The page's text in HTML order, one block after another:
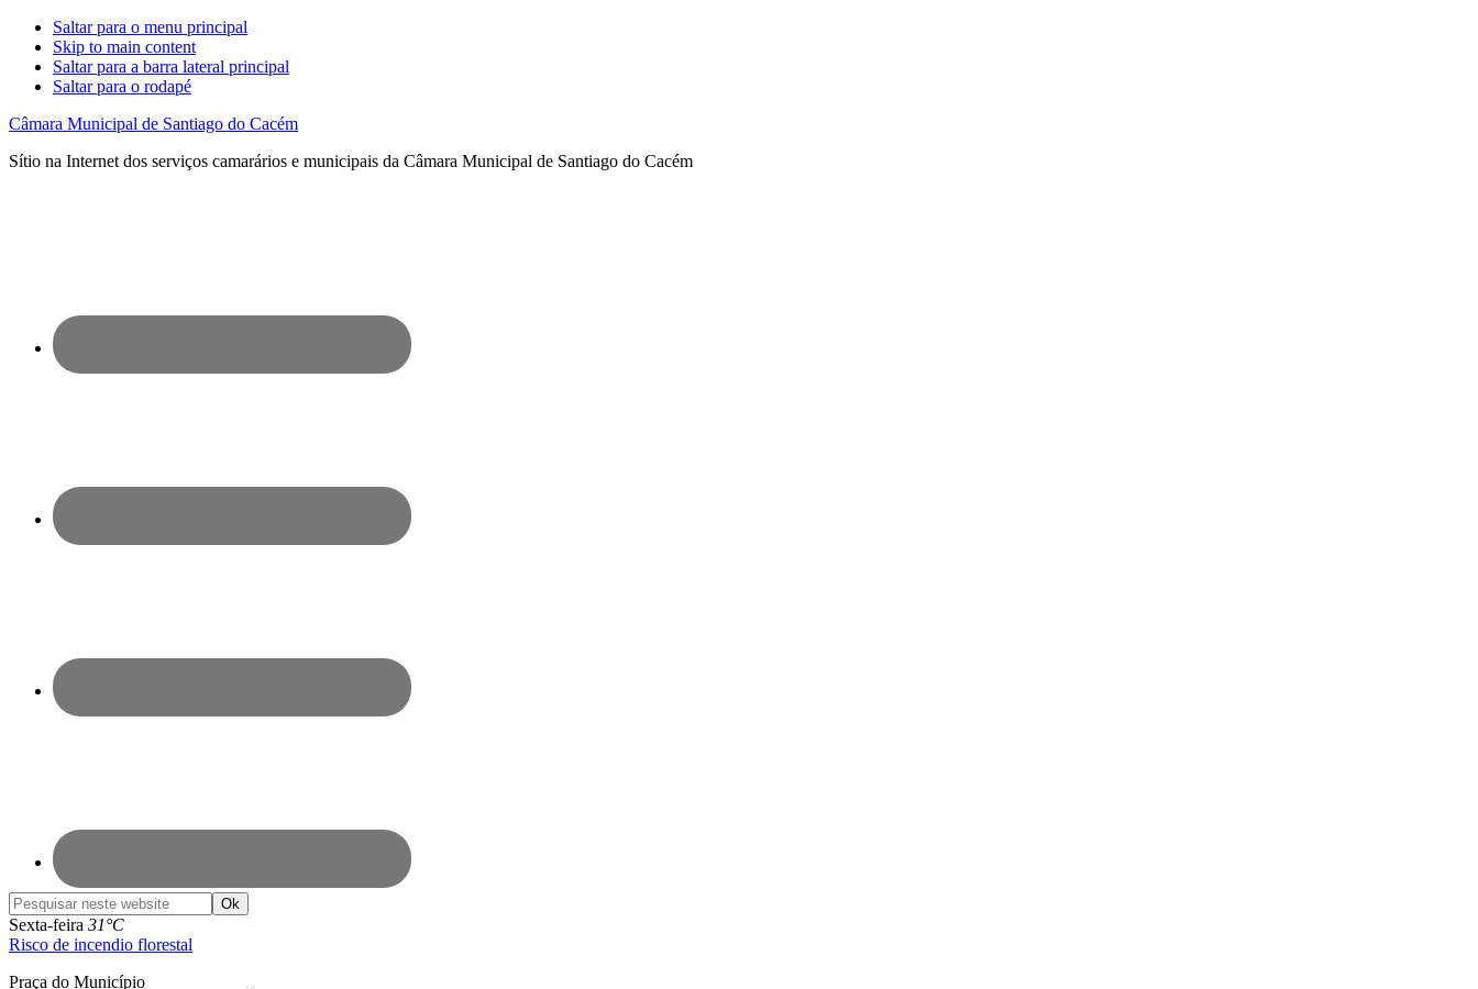
Saltar para o menu principal
Skip to main content
Saltar para a barra lateral principal
Saltar para o rodapé
Câmara Municipal de Santiago do Cacém
Sítio na Internet dos serviços camarários e municipais da Câmara Municipal de Santiago do Cacém
Pesquisar
neste
website
Sexta-feira 31°C
Risco de incendio florestal
Praça do Município